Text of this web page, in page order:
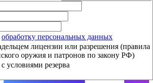
обработку персональных данных
лицензии или разрешения (правила
оружия и патронов по закону РФ)
условиями резерва